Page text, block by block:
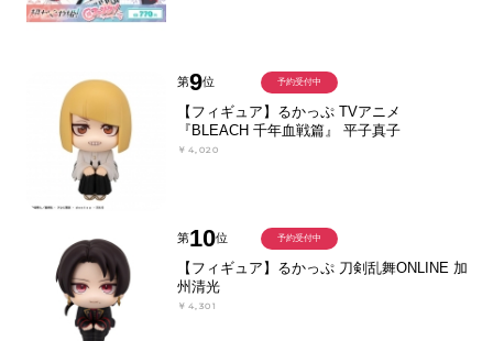
第9位
【フィギュア】るかっぷ TVアニメ
『BLEACH 千年血戦篇』 平子真子
￥4,020
予約受付中
第10位
【フィギュア】るかっぷ 刀剣乱舞ONLINE 加
州清光
￥4,301
予約受付中